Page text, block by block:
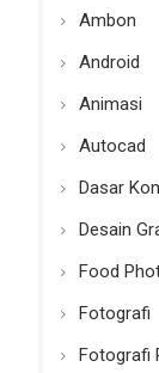
Ambon
Android
Animasi
Autocad
Dasar
Desain
Food
Fotografi
Fotografi